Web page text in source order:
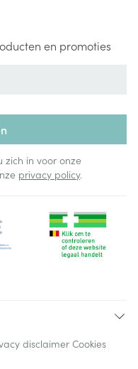
en promoties
zich in voor onze
privacy policy.
disclaimer Cookies